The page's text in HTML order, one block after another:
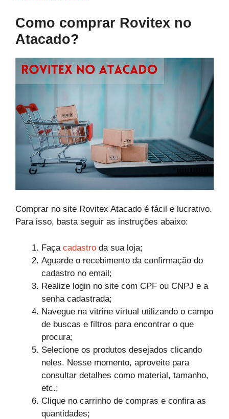
Como comprar Rovitex no
Atacado?
Comprar no site Rovitex Atacado é fácil e lucrativo.
Para isso, basta seguir as instruções abaixo:
Faça cadastro da sua loja;
Aguarde o recebimento da confirmação do
cadastro no email;
Realize login no site com CPF ou CNPJ e a
senha cadastrada;
Navegue na vitrine virtual utilizando o campo
de buscas e filtros para encontrar o que
procura;
Selecione os produtos desejados clicando
neles. Nesse momento, aproveite para
consultar detalhes como material, tamanho,
etc.;
Clique no carrinho de compras e confira as
quantidades;